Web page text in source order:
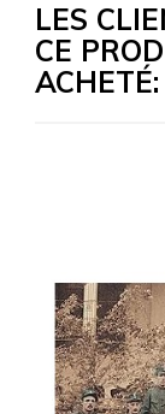
LES
CE
ACHETÉ: